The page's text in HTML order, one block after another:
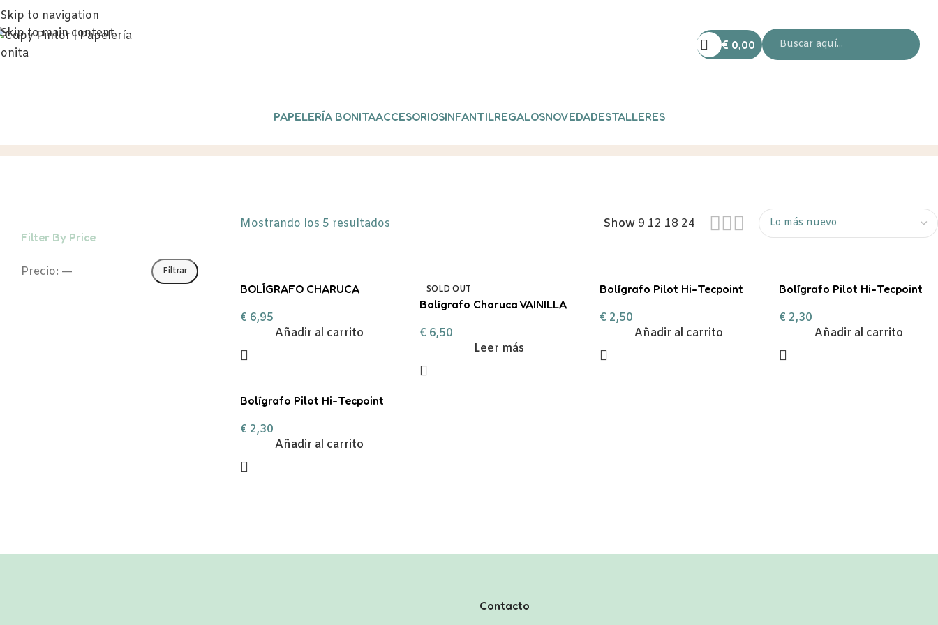
Skip to navigation
Skip to main content
€ 0,00
PAPELERÍA BONITAACCESORIOSINFANTILREGALOSNOVEDADESTALLERES
Filter By Price
Filtrar
Precio: —
Mostrando los 5 resultados Show 9 12 18 24
BOLÍGRAFO CHARUCA
€ 6,95
Añadir al carrito
SOLD OUT
Bolígrafo Charuca VAINILLA
€ 6,50
Leer más
Bolígrafo Pilot Hi-Tecpoint
€ 2,50
Añadir al carrito
Bolígrafo Pilot Hi-Tecpoint
€ 2,30
Añadir al carrito
Bolígrafo Pilot Hi-Tecpoint
€ 2,30
Añadir al carrito
Contacto